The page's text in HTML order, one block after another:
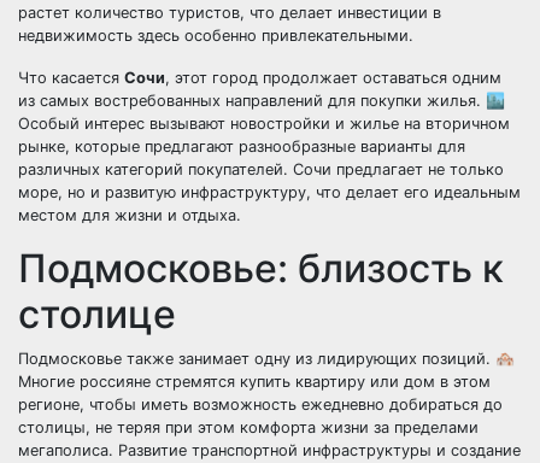
растет количество туристов, что делает инвестиции в
недвижимость здесь особенно привлекательными.
Что касается Сочи, этот город продолжает оставаться одним
из самых востребованных направлений для покупки жилья. 🏙️
Особый интерес вызывают новостройки и жилье на вторичном
рынке, которые предлагают разнообразные варианты для
различных категорий покупателей. Сочи предлагает не только
море, но и развитую инфраструктуру, что делает его идеальным
местом для жизни и отдыха.
Подмосковье: близость к
столице
Подмосковье также занимает одну из лидирующих позиций. 🏘️
Многие россияне стремятся купить квартиру или дом в этом
регионе, чтобы иметь возможность ежедневно добираться до
столицы, не теряя при этом комфорта жизни за пределами
мегаполиса. Развитие транспортной инфраструктуры и создание